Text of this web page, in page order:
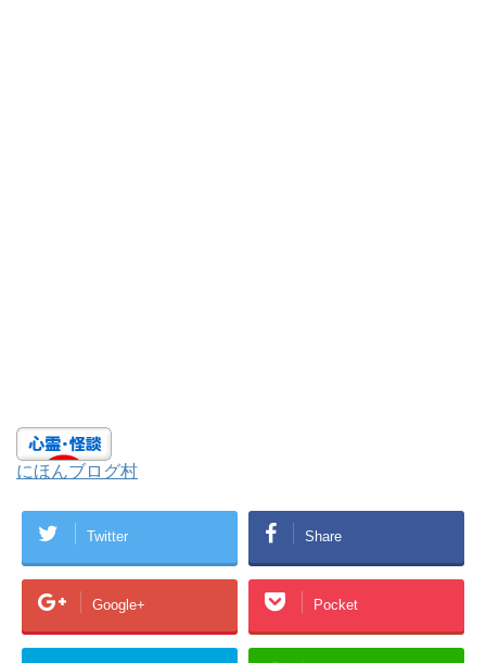
にほんブログ村
Twitter Share
Google+ Pocket